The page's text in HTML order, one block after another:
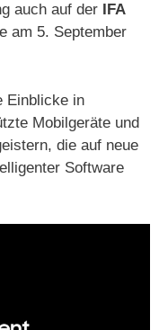
auch auf der
IFA
am 5. September
Einblicke in
Mobilgeräte und
die auf neue
Software